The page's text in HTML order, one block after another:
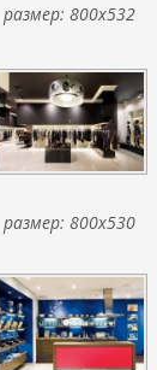
размер: 800x532
размер: 800x530